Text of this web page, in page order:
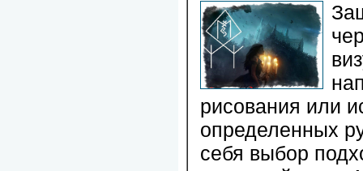
рисования или
определенных
себя выбор